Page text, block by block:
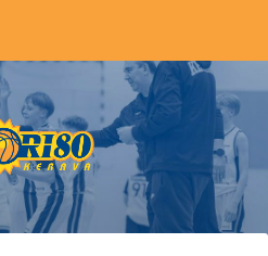
Keravan Kori-80 ry